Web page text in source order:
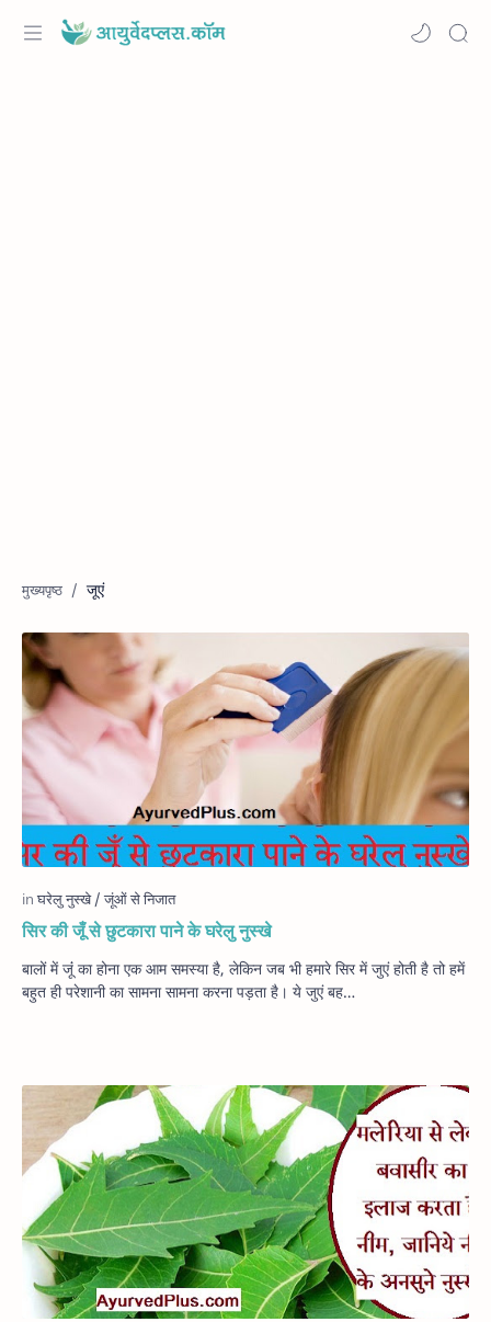
जूएं
सिर की जूँ से छुटकारा पाने के घरेलु नुस्खे
बालों में जूंं का होना एक आम समस्या है, लेकिन जब भी हमारे सिर में जुएं होती है तो हमें
बहुत ही परेशानी का सामना सामना करना पड़ता है। ये जुएं बह…